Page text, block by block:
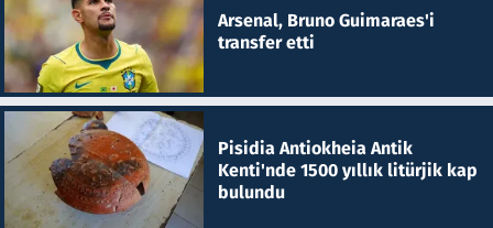
Arsenal, Bruno Guimaraes'i
transfer etti
Pisidia Antiokheia Antik
Kenti'nde 1500 yıllık litürjik kap
bulundu